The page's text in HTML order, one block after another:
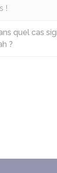
!
quel cas
?